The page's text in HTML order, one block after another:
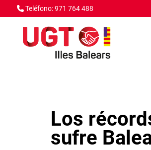
Pasar al contenido principal
Teléfono: 971 764 488
Los
sufre